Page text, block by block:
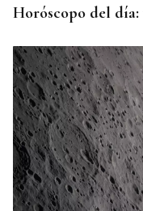
Horóscopo del día: